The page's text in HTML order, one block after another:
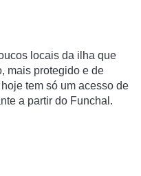
locais da ilha que
mais protegido e de
tem só um acesso de
a partir do Funchal.